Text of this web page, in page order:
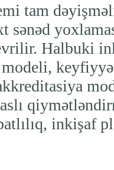
tam
sənəd
Halbuki
inkişaf